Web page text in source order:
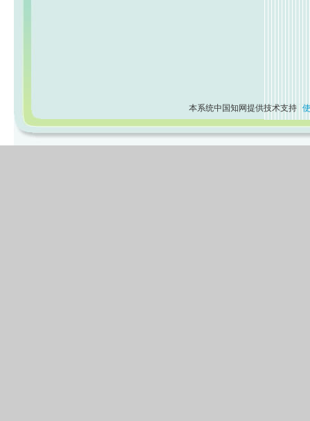
本系统中国知网提供技术支持